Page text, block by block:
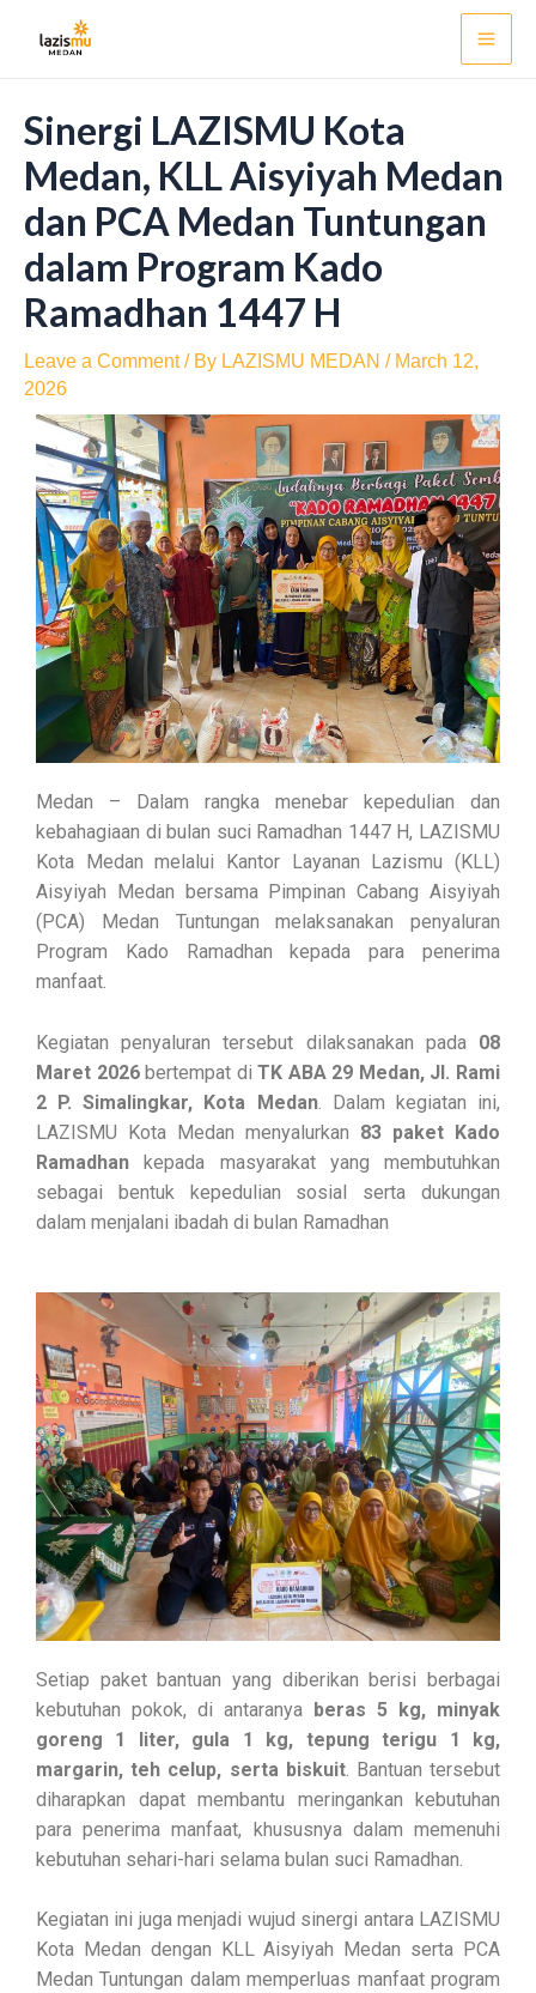
Sinergi LAZISMU Kota
Medan, KLL Aisyiyah Medan
dan PCA Medan Tuntungan
dalam Program Kado
Ramadhan 1447 H
Leave a Comment / By LAZISMU MEDAN / March 12,
2026
Medan – Dalam rangka menebar kepedulian dan
kebahagiaan di bulan suci Ramadhan 1447 H, LAZISMU
Kota Medan melalui Kantor Layanan Lazismu (KLL)
Aisyiyah Medan bersama Pimpinan Cabang Aisyiyah
(PCA) Medan Tuntungan melaksanakan penyaluran
Program Kado Ramadhan kepada para penerima
manfaat.
Kegiatan penyaluran tersebut dilaksanakan pada 08
Maret 2026bertempat diTK ABA 29 Medan, Jl. Rami
2 P. Simalingkar, Kota Medan. Dalam kegiatan ini,
LAZISMU Kota Medan menyalurkan 83 paket Kado
Ramadhan kepada masyarakat yang membutuhkan
sebagai bentuk kepedulian sosial serta dukungan
dalam menjalani ibadah di bulan Ramadhan
Setiap paket bantuan yang diberikan berisi berbagai
kebutuhan pokok, di antaranya beras 5 kg, minyak
goreng 1 liter, gula 1 kg, tepung terigu 1 kg,
margarin, teh celup, serta biskuit. Bantuan tersebut
diharapkan dapat membantu meringankan kebutuhan
para penerima manfaat, khususnya dalam memenuhi
kebutuhan sehari-hari selama bulan suci Ramadhan.
Kegiatan ini juga menjadi wujud sinergi antara LAZISMU
Kota Medan dengan KLL Aisyiyah Medan serta PCA
Medan Tuntungan dalam memperluas manfaat program
navigation